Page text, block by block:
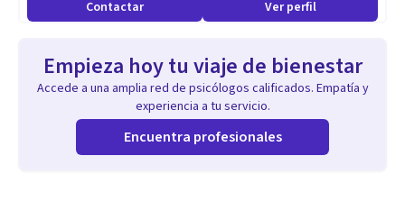
En sesión aplica de manera integrada diversas terapias
Ofrece su intervención de manera presencial y en línea.
Aptitudes
Especializada en terapia de pareja. Creadora del Modelo
Contactar Ver perfil
Empieza hoy tu viaje de bienestar
Accede a una amplia red de psicólogos calificados. Empatía y
experiencia a tu servicio.
Encuentra profesionales